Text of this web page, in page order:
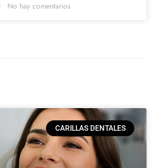
No hay comentarios
CARILLAS DENTALES